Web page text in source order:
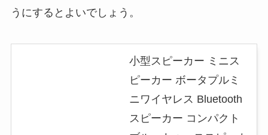
うにするとよいでしょう。
小型スピーカー ミニス
ピーカー ボータプルミ
ニワイヤレス Bluetooth
スピーカー コンパクト